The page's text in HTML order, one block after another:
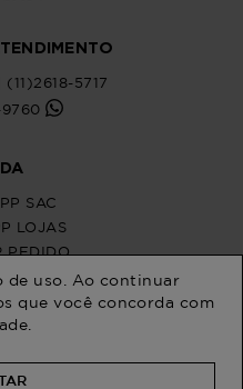
de uso. Ao continuar
que você concorda com